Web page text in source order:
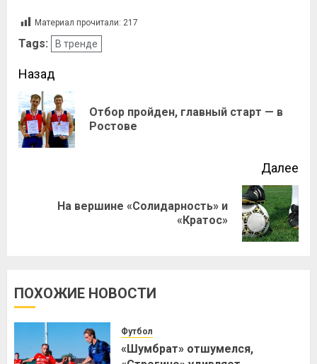
Материал прочитали: 217
Tags: В тренде
Назад
Отбор пройден, главный старт — в
Ростове
Далее
На вершине «Солидарность» и
«Кратос»
ПОХОЖИЕ НОВОСТИ
Футбол
«Шумбрат» отшумелся,